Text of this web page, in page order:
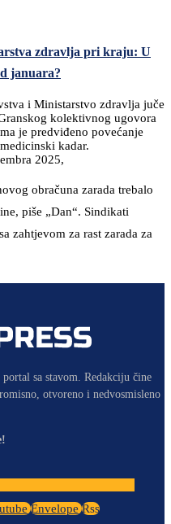
zdravlja pri kraju: U
januara?
i Ministarstvo zdravlja juče
kolektivnog ugovora
je predviđeno povećanje
kadar.
2025,
obračuna zarada trebalo
piše „Dan“. Sindikati
zahtjevom za rast zarada za
sa stavom. Redakciju čine
otvoreno i nedvosmisleno
Envelope Rss